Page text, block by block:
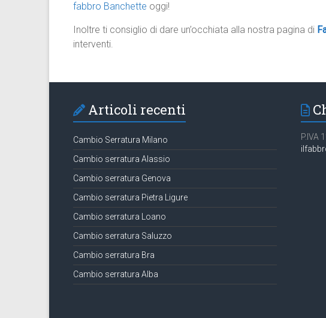
fabbro Banchette oggi!
Inoltre ti consiglio di dare un’occhiata alla nostra pagina di
interventi.
Articoli recenti
Cambio Serratura Milano
Cambio serratura Alassio
Cambio serratura Genova
Cambio serratura Pietra Ligure
Cambio serratura Loano
Cambio serratura Saluzzo
Cambio serratura Bra
Cambio serratura Alba
P.IVA